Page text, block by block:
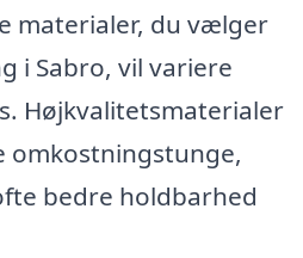
materialer, du vælger
i Sabro, vil variere
Højkvalitetsmaterialer
omkostningstunge,
bedre holdbarhed